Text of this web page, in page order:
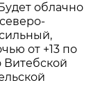
облачно
от +13 по
Витебской